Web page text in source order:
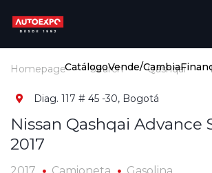
CatálogoVende/Cambia
Homepage Search Qashqai
Diag. 117 # 45 -30, Bogotá
Nissan Qashqai Advance
2017